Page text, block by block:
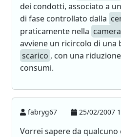
dei condotti, associato a
di fase controllato dalla
praticamente nella
avviene un ricircolo di una
scarico , con una
consumi.
fabryg67 25/02/2007
Vorrei sapere da